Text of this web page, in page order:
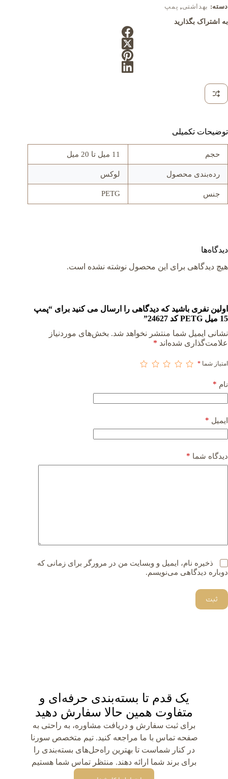
دسته: بهداشتی, پمپ
به اشتراک بگذارید
توضیحات تکمیلی
حجم 11 میل تا 20 میل
رده‌بندی محصول لوکس
جنس PETG
دیدگاه‌ها
هیچ دیدگاهی برای این محصول نوشته نشده است.
اولین نفری باشید که دیدگاهی را ارسال می کنید برای “پمپ
15 میل PETG کد 24627”
نشانی ایمیل شما منتشر نخواهد شد. بخش‌های موردنیاز
علامت‌گذاری شده‌اند *
امتیاز شما *
نام *
ایمیل *
دیدگاه شما *
ذخیره نام، ایمیل و وبسایت من در مرورگر برای زمانی که
دوباره دیدگاهی می‌نویسم.
ثبت
یک قدم تا بسته‌بندی حرفه‌ای و
متفاوت همین حالا سفارش دهید
برای ثبت سفارش و دریافت مشاوره، به راحتی به
صفحه تماس با ما مراجعه کنید. تیم متخصص سورنا
در کنار شماست تا بهترین راه‌حل‌های بسته‌بندی را
برای برند شما ارائه دهند. منتظر تماس شما هستیم